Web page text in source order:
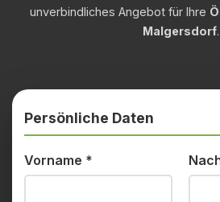
unverbindliches Angebot für Ihre
Malgersdorf.
Persönliche Daten
Vorname *